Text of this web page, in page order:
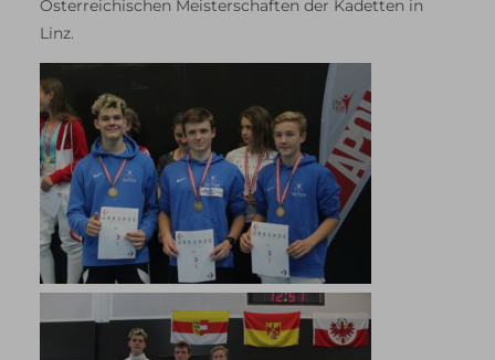
Österreichischen Meisterschaften der Kadetten in
Linz.